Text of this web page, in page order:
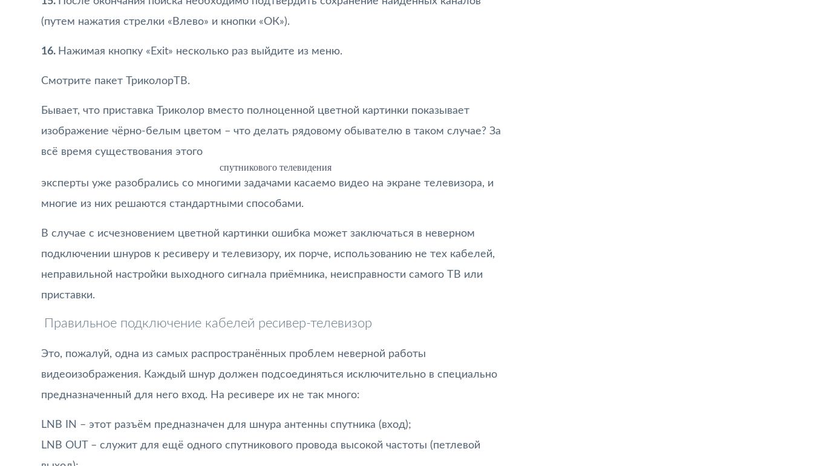
(путем нажатия стрелки «Влево» и кнопки «ОК»).
16. Нажимая кнопку «Exit» несколько раз выйдите из меню.
Смотрите пакет ТриколорТВ.
Бывает, что приставка Триколор вместо полноценной цветной картинки показывает
изображение чёрно-белым цветом – что делать рядовому обывателю в таком случае? За
всё время существования этого
спутникового телевидения
эксперты уже разобрались со многими задачами касаемо видео на экране телевизора, и
многие из них решаются стандартными способами.
В случае с исчезновением цветной картинки ошибка может заключаться в неверном
подключении шнуров к ресиверу и телевизору, их порче, использованию не тех кабелей,
неправильной настройки выходного сигнала приёмника, неисправности самого ТВ или
приставки.
Правильное подключение кабелей ресивер-телевизор
Это, пожалуй, одна из самых распространённых проблем неверной работы
видеоизображения. Каждый шнур должен подсоединяться исключительно в специально
предназначенный для него вход. На ресивере их не так много:
LNB IN – этот разъём предназначен для шнура антенны спутника (вход);
LNB OUT – служит для ещё одного спутникового провода высокой частоты (петлевой